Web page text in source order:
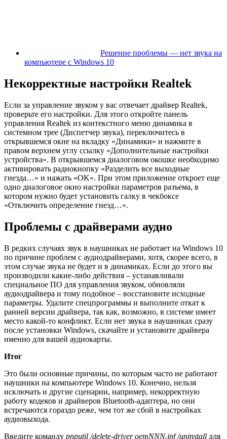
Решение проблемы — нет звука на
компьютере с Windows 10
Некорректные настройки Realtek
Если за управление звуком у вас отвечает драйвер Realtek,
проверьте его настройки. Для этого откройте панель
управления Realtek из контекстного меню динамика в
системном трее (Диспетчер звука), переключитесь в
открывшемся окне на вкладку «Динамики» и нажмите в
правом верхнем углу ссылку «Дополнительные настройки
устройства». В открывшемся диалоговом окошке необходимо
активировать радиокнопку «Разделить все выходные
гнезда…» и нажать «OK». При этом приложение откроет еще
одно диалоговое окно настройки параметров разъема, в
котором нужно будет установить галку в чекбоксе
«Отключить определение гнезд…».
Проблемы с драйверами аудио
В редких случаях звук в наушниках не работает на Windows 10
по причине проблем с аудиодрайверами, хотя, скорее всего, в
этом случае звука не будет и в динамиках. Если до этого вы
производили какие-либо действия – устанавливали
специальное ПО для управления звуком, обновляли
аудиодрайвера и тому подобное – восстановите исходные
параметры. Удалите спецпрограммы и выполните откат к
ранней версии драйвера, так как, возможно, в системе имеет
место какой-то конфликт. Если нет звука в наушниках сразу
после установки Windows, скачайте и установите драйвера
именно для вашей аудиокарты.
Итог
Это были основные причины, по которым часто не работают
наушники на компьютере Windows 10. Конечно, нельзя
исключать и другие сценарии, например, некорректную
работу кодеков и драйверов Bluetooth-адаптера, но они
встречаются гораздо реже, чем тот же сбой в настройках
аудиовыхода.
Введите команду pnputil /delete-driver oemNNN.inf /uninstall для